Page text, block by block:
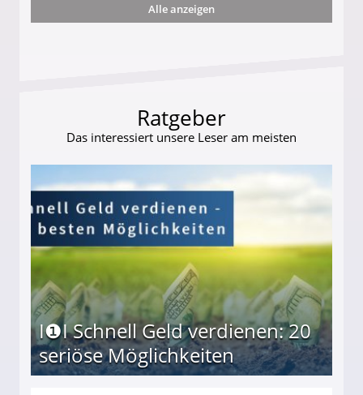
darf Geld behalten!
Alle anzeigen
Ratgeber
Das interessiert unsere Leser am meisten
I❶I Schnell Geld verdienen: 20
seriöse Möglichkeiten